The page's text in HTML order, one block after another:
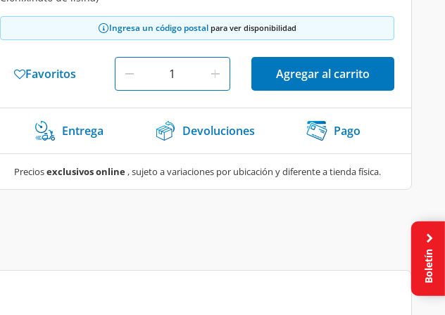
Ingresa un código postal para ver disponibilidad
Favoritos Agregar al carrito
Entrega Devoluciones Pago
Preciosexclusivos online, sujeto a variaciones por ubicación y diferente a tienda física.
Boletín